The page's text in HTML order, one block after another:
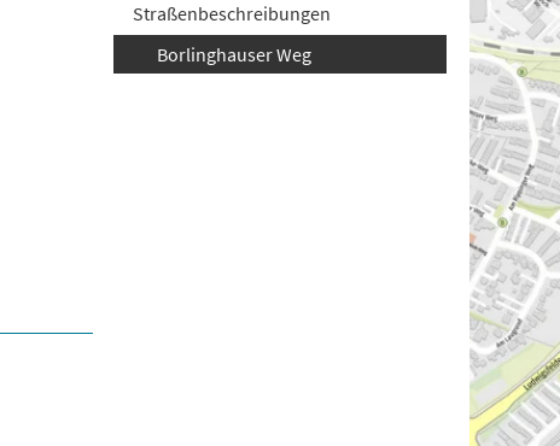
Straßenbeschreibungen
Borlinghauser Weg